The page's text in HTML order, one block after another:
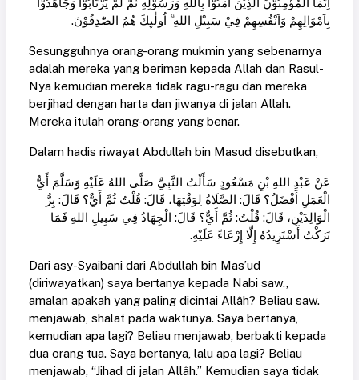
بِاَمْوَالِهِمْ وَاَنْفُسِهِمْ فِيْ سَبِيْلِ اللهِ ۗ اُولٰىِٕكَ هُمُ الصّٰدِقُوْنَ.
Sesungguhnya orang-orang mukmin yang sebenarnya
adalah mereka yang beriman kepada Allah dan Rasul-
Nya kemudian mereka tidak ragu-ragu dan mereka
berjihad dengan harta dan jiwanya di jalan Allah.
Mereka itulah orang-orang yang benar.
Dalam hadis riwayat Abdullah bin Masud disebutkan,
عَنْ عَبْدِ اللهِ بْنِ مَسْعُودٍ سَأَلْتُ النَّبِيَّ صَلَّى اللهُ عَلَيْهِ وَسَلَّمَ أَيُّ
الْعَمَلِ أَفْضَلُ؟ قَالَ: الصَّلَاةُ لِوَقْتِهَا، قَالَ: قُلْتُ ثُمَّ أَيٌّ؟ قَالَ: بِرُّ
الْوَالِدَيْنِ، قَالَ: قُلْتُ: ثُمَّ أَيٌّ؟ قَالَ: الْجِهَادُ فِي سَبِيلِ اللهِ فَمَا
تَرَكْتُ أَسْتَزِيدُهُ إِلَّا إِرْعَاءً عَلَيْهِ.
Dari asy-Syaibani dari Abdullah bin Mas’ud
(diriwayatkan) saya bertanya kepada Nabi saw.,
amalan apakah yang paling dicintai Allâh? Beliau saw.
menjawab, shalat pada waktunya. Saya bertanya,
kemudian apa lagi? Beliau menjawab, berbakti kepada
dua orang tua. Saya bertanya, lalu apa lagi? Beliau
menjawab, “Jihad di jalan Allâh.” Kemudian saya tidak